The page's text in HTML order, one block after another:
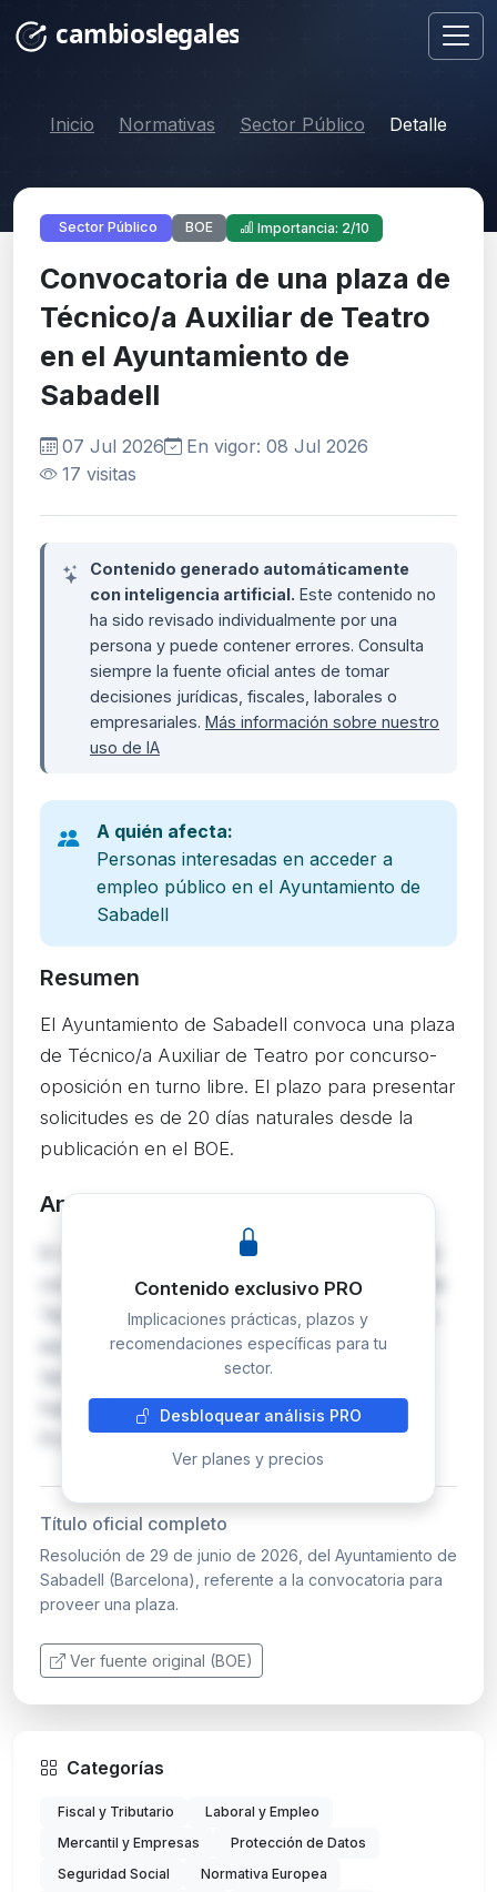
Inicio Normativas Sector Público Detalle
Sector Público BOE Importancia: 2/10
Convocatoria de una plaza de
Técnico/a Auxiliar de Teatro
en el Ayuntamiento de
Sabadell
07 Jul 2026
En vigor: 08 Jul 2026
17 visitas
Contenido generado automáticamente
con inteligencia artificial. Este contenido no
ha sido revisado individualmente por una
persona y puede contener errores. Consulta
siempre la fuente oficial antes de tomar
decisiones jurídicas, fiscales, laborales o
empresariales. Más información sobre nuestro
uso de IA
A quién afecta:
Personas interesadas en acceder a
empleo público en el Ayuntamiento de
Sabadell
Resumen
El Ayuntamiento de Sabadell convoca una plaza
de Técnico/a Auxiliar de Teatro por concurso-
oposición en turno libre. El plazo para presentar
solicitudes es de 20 días naturales desde la
publicación en el BOE.
Análisis detallado
El Ayuntamiento de Sabadell convoca mediante
concurso-oposición en turno libre una plaza de
Técnico/a Auxiliar de Teatro, encuadrada en la
escala de Administración Especial, subescala
Servicios Especiales, clase Auxiliar. Las bases
fueron publicadas en el Boletín Oficial de la
Provincia de Barcelona el 17 de junio de 2…
Contenido exclusivo PRO
Implicaciones prácticas, plazos y
recomendaciones específicas para tu
sector.
Desbloquear análisis PRO
Ver planes y precios
Título oficial completo
Resolución de 29 de junio de 2026, del Ayuntamiento de
Sabadell (Barcelona), referente a la convocatoria para
proveer una plaza.
Ver fuente original (BOE)
Categorías
Fiscal y Tributario
Laboral y Empleo
Mercantil y Empresas
Protección de Datos
Seguridad Social
Normativa Europea